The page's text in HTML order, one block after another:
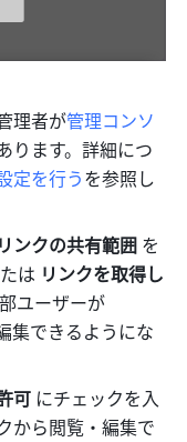
理者が管理コンソ
ります。詳細につ
定を行うを参照し
リンクの共有範囲
は リンクを取得し
ユーザーが
集できるようにな
可 にチェックを入
から閲覧・編集で